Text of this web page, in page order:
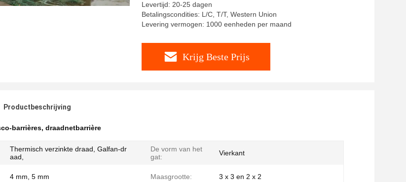
Levertijd: 20-25 dagen
Betalingscondities: L/C, T/T, Western Union
Levering vermogen: 1000 eenheden per maand
Krijg Beste Prijs
Productbeschrijving
barrières, draadnetbarrière
Thermisch verzinkte draad, Galfan-dr
aad,
De vorm van het
gat:
Vierkant
4 mm, 5 mm Maasgrootte: 3 x 3 en 2 x 2